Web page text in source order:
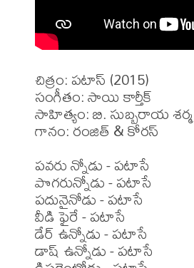
చిత్రం: పటాస్ (2015)
సంగీతం: సాయి కార్తీక్
సాహిత్యం: బి. సుబ్బరాయ శర్మ
గానం: రంజిత్ & కోరస్
పవరు న్నోడు - పటాసే
పొగరున్నోడు - పటాసే
పదునైనోడు - పటాసే
వీడి ఫైరే - పటాసే
డేర్ ఉన్నోడు - పటాసే
డాష్ ఉన్నోడు - పటాసే